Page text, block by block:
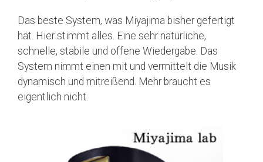
Das beste System, was Miyajima bisher gefertigt
hat. Hier stimmt alles. Eine sehr natürliche,
schnelle, stabile und offene Wiedergabe. Das
System nimmt einen mit und vermittelt die Musik
dynamisch und mitreißend. Mehr braucht es
eigentlich nicht.